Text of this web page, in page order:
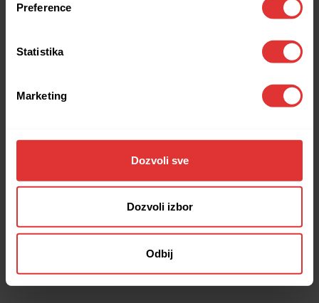
Preference
Statistika
Marketing
Dozvoli sve
Dozvoli izbor
Odbij